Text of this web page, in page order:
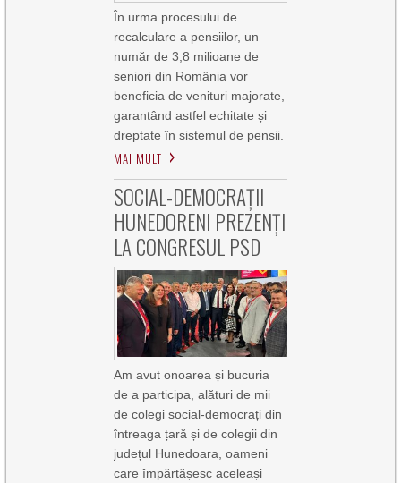
În urma procesului de
recalculare a pensiilor, un
număr de 3,8 milioane de
seniori din România vor
beneficia de venituri majorate,
garantând astfel echitate și
dreptate în sistemul de pensii.
MAI MULT
SOCIAL-DEMOCRAȚII
HUNEDORENI PREZENȚI
LA CONGRESUL PSD
Am avut onoarea și bucuria
de a participa, alături de mii
de colegi social-democrați din
întreaga țară și de colegii din
județul Hunedoara, oameni
care împărtășesc aceleași